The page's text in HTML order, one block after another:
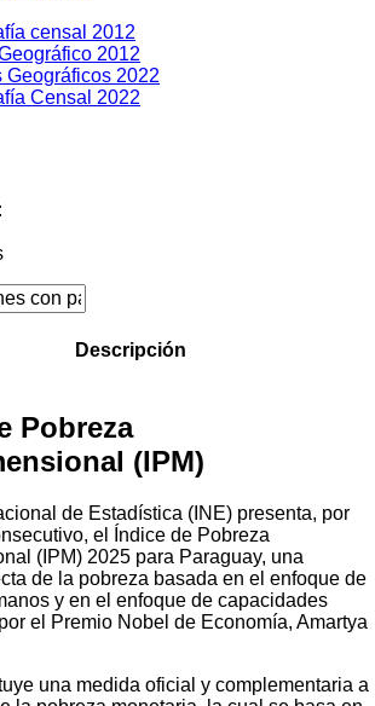
censal 2012
2012
Geográficos 2022
Censal 2022
Descripción
Pobreza
(IPM)
de Estadística (INE) presenta, por
el Índice de Pobreza
(IPM) 2025 para Paraguay, una
de la pobreza basada en el enfoque de
y en el enfoque de capacidades
el Premio Nobel de Economía, Amartya
una medida oficial y complementaria a